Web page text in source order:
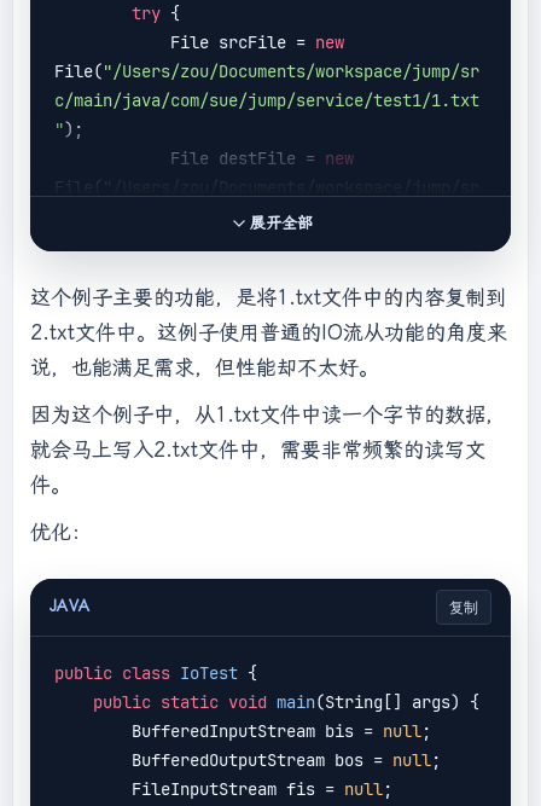
try {
            File srcFile =
new
File("/Users/zou/Documents/workspace/jump/sr
c/main/java/com/sue/jump/service/test1/1.txt
");
            File destFile =
new
File(
"/Users/zou/Documents/workspace/jump/sr
c/main/java/com/sue/jump/service/test1/2.txt
FileInputStream(srcFile);
            fos =
new
FileOutputStream(destFile);
while ((len = fis.read()) != -1)
{
            fos.flush();
            e.printStackTrace();
if (fos !=
                    fos.close();
                }
            }
catch (IOException e) {
                e.printStackTrace();
展开全部
这个例子主要的功能，是将1.txt文件中的内容复制到
2.txt文件中。这例子使用普通的IO流从功能的角度来
说，也能满足需求，但性能却不太好。
因为这个例子中，从1.txt文件中读一个字节的数据，
就会马上写入2.txt文件中，需要非常频繁的读写文
件。
优化：
JAVA 复制
public class IoTest {
public static void main(String[] args) {
        BufferedInputStream bis =
null ;
        BufferedOutputStream bos =
null ;
        FileInputStream fis =
null ;